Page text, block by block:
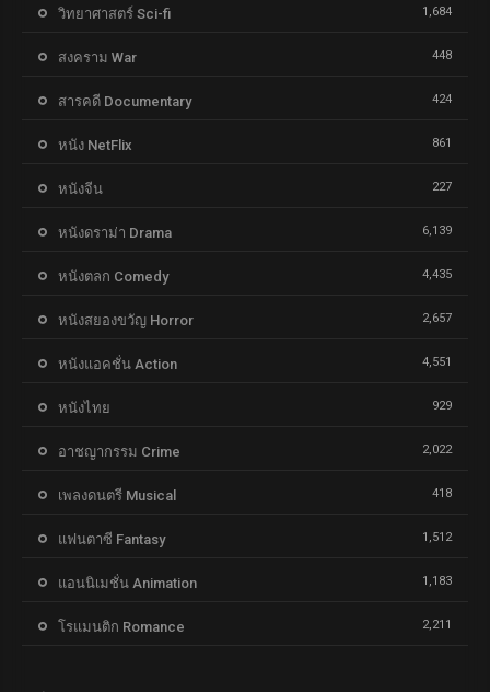
วิทยาศาสตร์ Sci-fi 1,684
สงคราม War 448
สารคดี Documentary 424
หนัง NetFlix 861
หนังจีน 227
หนังดราม่า Drama 6,139
หนังตลก Comedy 4,435
หนังสยองขวัญ Horror 2,657
หนังแอคชั่น Action 4,551
หนังไทย 929
อาชญากรรม Crime 2,022
เพลงดนตรี Musical 418
แฟนตาซี Fantasy 1,512
แอนนิเมชั่น Animation 1,183
โรแมนติก Romance 2,211